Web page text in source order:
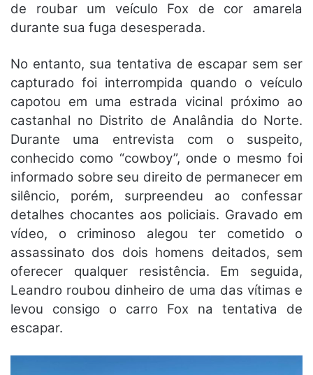
de roubar um veículo Fox de cor amarela
durante sua fuga desesperada.
No entanto, sua tentativa de escapar sem ser
capturado foi interrompida quando o veículo
capotou em uma estrada vicinal próximo ao
castanhal no Distrito de Analândia do Norte.
Durante uma entrevista com o suspeito,
conhecido como “cowboy”, onde o mesmo foi
informado sobre seu direito de permanecer em
silêncio, porém, surpreendeu ao confessar
detalhes chocantes aos policiais. Gravado em
vídeo, o criminoso alegou ter cometido o
assassinato dos dois homens deitados, sem
oferecer qualquer resistência. Em seguida,
Leandro roubou dinheiro de uma das vítimas e
levou consigo o carro Fox na tentativa de
escapar.